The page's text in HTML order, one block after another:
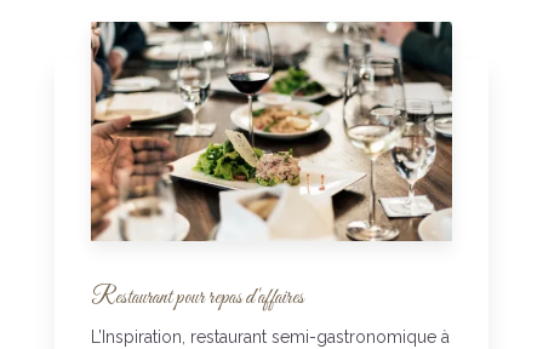
Restaurant pour repas d'affaires
L’Inspiration, restaurant semi-gastronomique à